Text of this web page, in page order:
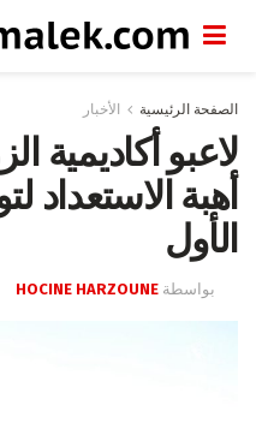
الصفحة الرئيسية الأخبار
لاعبو أكاديمية
أهبة الاستعداد
الأول
بواسطة HOCINE HARZOUNE